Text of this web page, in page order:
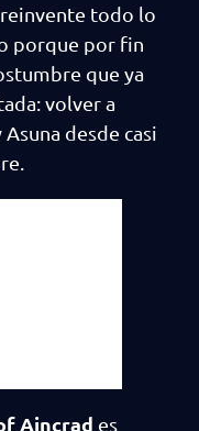
todo lo
porque por fin
que ya
volver a
desde casi
Aincrad es